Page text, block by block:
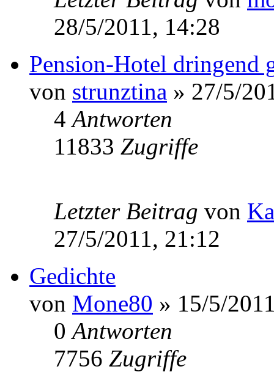
28/5/2011, 14:28
Pension-Hotel dringend
von strunztina » 27/5/
4Antworten
11833 Zugriffe
Letzter Beitrag von
27/5/2011, 21:12
Gedichte
von Mone80 » 15/5/
0Antworten
7756 Zugriffe